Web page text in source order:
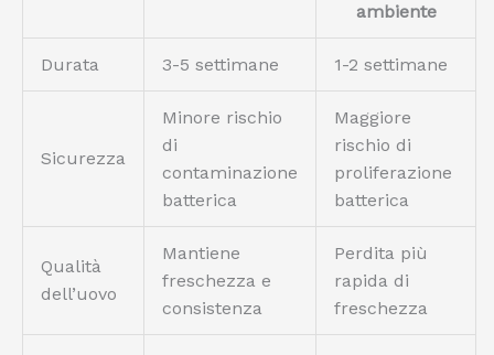
ambiente
Durata 3-5 settimane 1-2 settimane
Sicurezza
Minore rischio
di
contaminazione
batterica
Maggiore
rischio di
proliferazione
batterica
Qualità
dell’uovo
Mantiene
freschezza e
consistenza
Perdita più
rapida di
freschezza